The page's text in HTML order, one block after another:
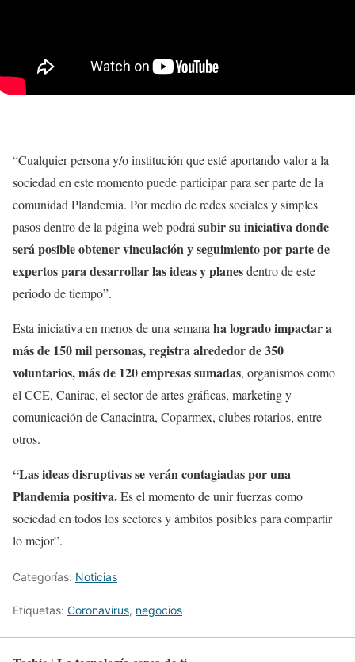
“Cualquier persona y/o institución que esté aportando valor a la
sociedad en este momento puede participar para ser parte de la
comunidad Plandemia. Por medio de redes sociales y simples
pasos dentro de la página web podrá subir su iniciativa donde
será posible obtener vinculación y seguimiento por parte de
expertos para desarrollar las ideas y planesdentro de este
periodo de tiempo”.
Esta iniciativa en menos de una semana ha logrado impactar a
más de 150 mil personas, registra alrededor de 350
voluntarios, más de 120 empresas sumadas, organismos como
el CCE, Canirac, el sector de artes gráficas, marketing y
comunicación de Canacintra, Coparmex, clubes rotarios, entre
otros.
“Las ideas disruptivas se verán contagiadas por una
Plandemia positiva.Es el momento de unir fuerzas como
sociedad en todos los sectores y ámbitos posibles para compartir
lo mejor”.
Categorías: Noticias
Etiquetas: Coronavirus, negocios